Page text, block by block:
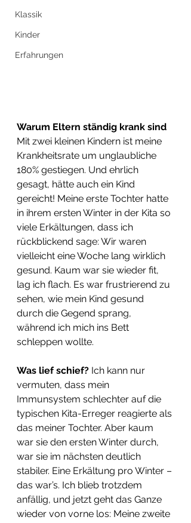
Klassik
Kinder
Erfahrungen
Warum Eltern ständig krank sind
Mit zwei kleinen Kindern ist meine
Krankheitsrate um unglaubliche
180% gestiegen. Und ehrlich
gesagt, hätte auch ein Kind
gereicht! Meine erste Tochter hatte
in ihrem ersten Winter in der Kita so
viele Erkältungen, dass ich
rückblickend sage: Wir waren
vielleicht eine Woche lang wirklich
gesund. Kaum war sie wieder fit,
lag ich flach. Es war frustrierend zu
sehen, wie mein Kind gesund
durch die Gegend sprang,
während ich mich ins Bett
schleppen wollte.
Was lief schief? Ich kann nur
vermuten, dass mein
Immunsystem schlechter auf die
typischen Kita-Erreger reagierte als
das meiner Tochter. Aber kaum
war sie den ersten Winter durch,
war sie im nächsten deutlich
stabiler. Eine Erkältung pro Winter –
das war’s. Ich blieb trotzdem
anfällig, und jetzt geht das Ganze
wieder von vorne los: Meine zweite